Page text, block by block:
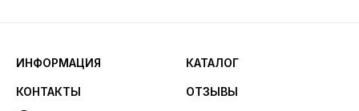
ИНФОРМАЦИЯ КАТАЛОГ
КОНТАКТЫ ОТЗЫВЫ